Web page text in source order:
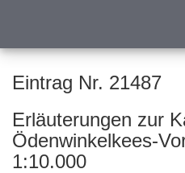
Eintrag Nr. 21487
Erläuterungen zur
Ödenwinkelkees-
1:10.000